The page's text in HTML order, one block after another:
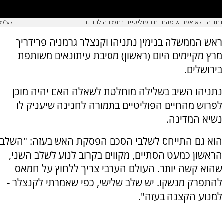
נתניהו: לא אפרוש מהחיים הפוליטיים בתמורה לחנינה לע"מ
ראש הממשלה בנימין נתניהו וקנצלר גרמניה פרידריך
מרץ מקיימים היום (ראשון) מסיבת עיתונאים משותפת
בירושלים.
נתניהו השיב בשלילה מוחלטת לשאלה האם יהיה מוכן
לפרוש מהחיים הפוליטיים בתמורה לחנינה שיעניק לו
נשיא המדינה.
הוא גם התייחס לשלבי הסכם הפסקת האש בעזה: "השלב
הראשון כמעט הסתיים, מקווים בקרוב לנוע לשלב השני,
שהוא קשה יותר. העולם הערבי צריך ללחוץ על חמאס
להתפרק מנשקו. יש שלב שלישי, כפי שאמרתי לקנצלר -
למנוע הקצנה בעזה".